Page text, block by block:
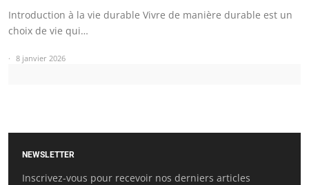
Introduction à la vie durable Vivre de manière durable est un
choix de vie qui…
8 janvier 2026
NEWSLETTER
Inscrivez-vous pour recevoir nos derniers articles